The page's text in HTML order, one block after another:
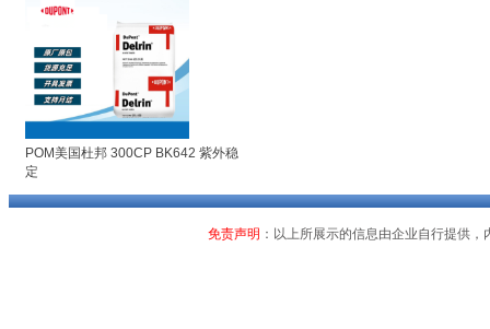
POM美国杜邦 300CP BK642 紫外稳
定
免责声明 ：以上所展示的信息由企业自行提供